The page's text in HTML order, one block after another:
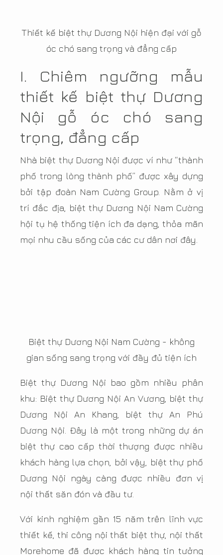
Thiết kế biệt thự Dương Nội hiện đại với gỗ
óc chó sang trọng và đẳng cấp
I. Chiêm ngưỡng mẫu
thiết kế biệt thự Dương
Nội gỗ óc chó sang
trọng, đẳng cấp
Nhà biệt thự Dương Nội được ví như “thành
phố trong lòng thành phố” được xây dựng
bởi tập đoàn Nam Cường Group. Nằm ở vị
trí đắc địa, biệt thự Dương Nội Nam Cường
hội tụ hệ thống tiện ích đa dạng, thỏa mãn
mọi nhu cầu sống của các cư dân nơi đây.
Biệt thự Dương Nội Nam Cường - không
gian sống sang trọng với đầy đủ tiện ích
Biệt thự Dương Nội bao gồm nhiều phân
khu: Biệt thự Dương Nội An Vương, biệt thự
Dương Nội An Khang, biệt thự An Phú
Dương Nội. Đây là một trong những dự án
biệt thự cao cấp thời thượng được nhiều
khách hàng lựa chọn, bởi vậy, biệt thự phố
Dương Nội ngày càng được nhiều đơn vị
nội thất săn đón và đầu tư.
Với kinh nghiệm gần 15 năm trên lĩnh vực
thiết kế, thi công nội thất biệt thự, nội thất
Morehome đã được khách hàng tin tưởng